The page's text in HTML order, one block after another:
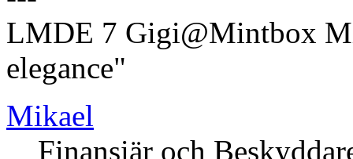
LMDE 7 Gigi@Mintbox
elegance"
Mikael
Finansiär och